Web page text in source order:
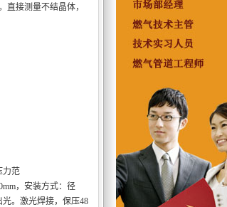
接测量不结晶体，
装
力范
，安装方式：径
。激光焊接，保压48